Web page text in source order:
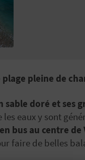
pleine de
sable doré et ses
eaux y sont
bus au centre de
faire de belles